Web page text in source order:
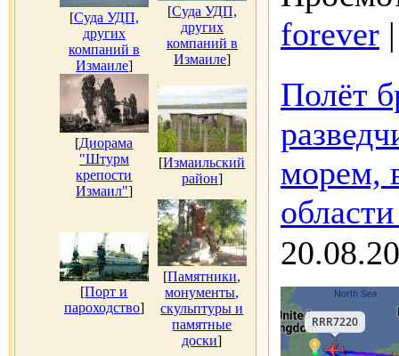
[Суда УДП,
других
компаний в
Измаиле]
[Суда УДП,
других
компаний в
Измаиле]
[Диорама
"Штурм
крепости
Измаил"]
[Измаильский
район]
[Порт и
пароходство]
[Памятники,
монументы,
скульптуры и
памятные
доски]
forever
Полёт
морем,